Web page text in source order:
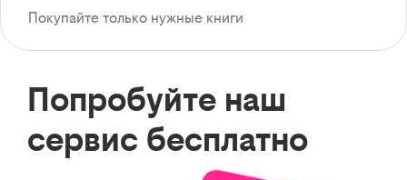
Покупайте только нужные книги
Попробуйте наш
сервис бесплатно